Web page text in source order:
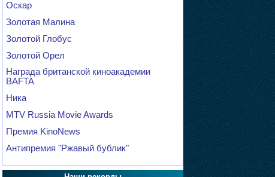
Оскар
Золотая Малина
Золотой Глобус
Золотой Орел
Награда британской киноакадемии
BAFTA
Ника
MTV Russia Movie Awards
Премия KinoNews
Антипремия "Ржавый бублик"